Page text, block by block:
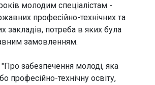
молодим спеціалістам -
професійно-технічних та
закладів, потреба в яких була
замовленням.
забезпечення молоді, яка
професійно-технічну освіту,